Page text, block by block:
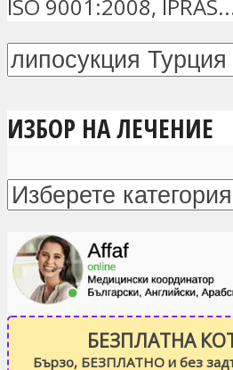
ISO 9001:2008,
ИЗБОР НА ЛЕЧЕНИЕ
БЕЗПЛАТНА
Бързо, БЕЗПЛАТНО и без